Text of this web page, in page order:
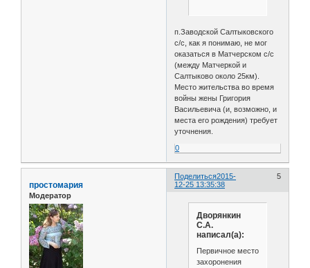
п.Заводской Салтыковского
с/с, как я понимаю, не мог
оказаться в Матчерском с/с
(между Матчеркой и
Салтыково около 25км).
Место жительства во время
войны жены Григория
Васильевича (и, возможно, и
места его рождения) требует
уточнения.
0
Поделиться 5
2015-
12-25 13:35:38
простомария
Модератор
Дворянкин
С.А.
написал(а):
Первичное место
захоронения